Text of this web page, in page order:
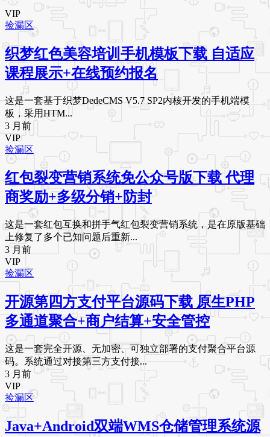
VIP
捡漏区
织梦红色美容培训手机模板下载 自适应
课程展示+在线预约报名
这是一套基于织梦DedeCMS V5.7 SP2内核开发的手机端模
板，采用HTM...
3 月前
VIP
捡漏区
红包裂变营销系统免公众号版下载 代理
商奖励+多级分销+防封
这是一套红包互换和拼手气红包裂变营销系统，是在原版基础
上修复了多个已知问题后重新...
3 月前
VIP
捡漏区
开源第四方支付平台源码下载 原生PHP
多通道聚合+商户结算+安全管控
这是一套完全开源、无加密、可独立部署的支付聚合平台源
码。系统通过对接第三方支付接...
3 月前
VIP
捡漏区
Java+Android双端WMS仓储管理系统源